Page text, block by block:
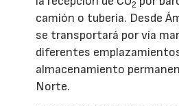
2
camión o tubería. Desde
se transportará por vía
diferentes
almacenamiento
Norte.